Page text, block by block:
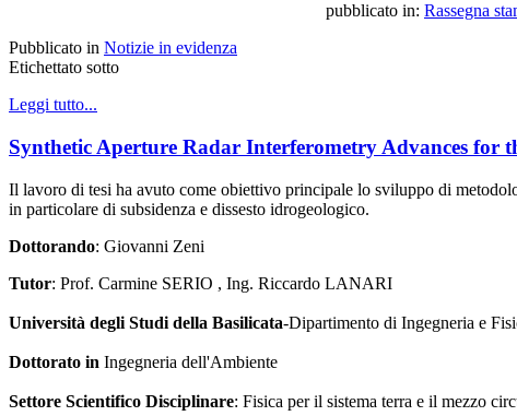
pubblicato in: Rassegna
Pubblicato in Notizie in evidenza
Etichettato sotto
Leggi tutto...
Synthetic Aperture Radar Interferometry Advances for
Il lavoro di tesi ha avuto come obiettivo principale lo sviluppo di
in particolare di subsidenza e dissesto idrogeologico.
Dottorando: Giovanni Zeni
Tutor: Prof. Carmine SERIO , Ing. Riccardo LANARI
Università degli Studi della Basilicata-Dipartimento di Ingegneria e
Dottorato in Ingegneria dell'Ambiente
Settore Scientifico Disciplinare: Fisica per il sistema terra e il mezzo